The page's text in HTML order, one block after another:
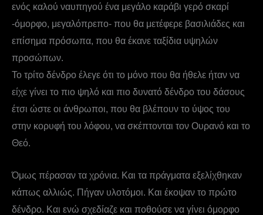
ενός καλού ναυπηγού ένα μεγάλο καράβι γερό σκαρί
-όμορφο, μεγαλόπρεπο- που θα μετέφερε βασιλιάδες και
επίσημα πρόσωπα, που θα έκανε ταξίδια υψηλών
προσώπων.
Το τρίτο δένδρο έλεγε ότι το μόνο που θα ήθελε ήταν να
είχε γίνει το πιο ψηλό και πιο δυνατό δένδρο του δάσους
έτσι ώστε οι άνθρωποι, που θα βλέπουν το ύψος του
στην κορυφή του λόφου, να σκέπτονται τον Ουρανό και το
Θεό.
Όμως πέρασαν τα χρόνια. Και τα πράγματα εξελίχθηκαν
κάπως αλλιώς. Πήγαν υλοτόμοι. Και έκοψαν το πρώτο
δένδρο. Και ενώ σχεδίαζε και ποθούσε να γίνει όμορφο